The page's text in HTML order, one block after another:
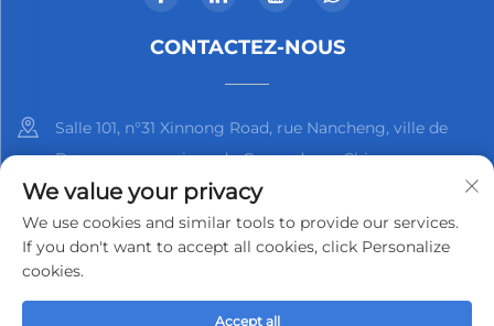
CONTACTEZ-NOUS
Salle 101, n°31 Xinnong Road, rue Nancheng, ville de
Dongguan, province du Guangdong, Chine
+86-13825798369
[email protected]
We value your privacy
We use cookies and similar tools to provide our services.
If you don't want to accept all cookies, click Personalize
cookies.
Accept all